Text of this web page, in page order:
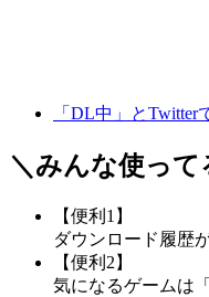
「DL中」とTwitter
＼みんな使って
【便利1】
ダウンロード履歴
【便利2】
気になるゲームは